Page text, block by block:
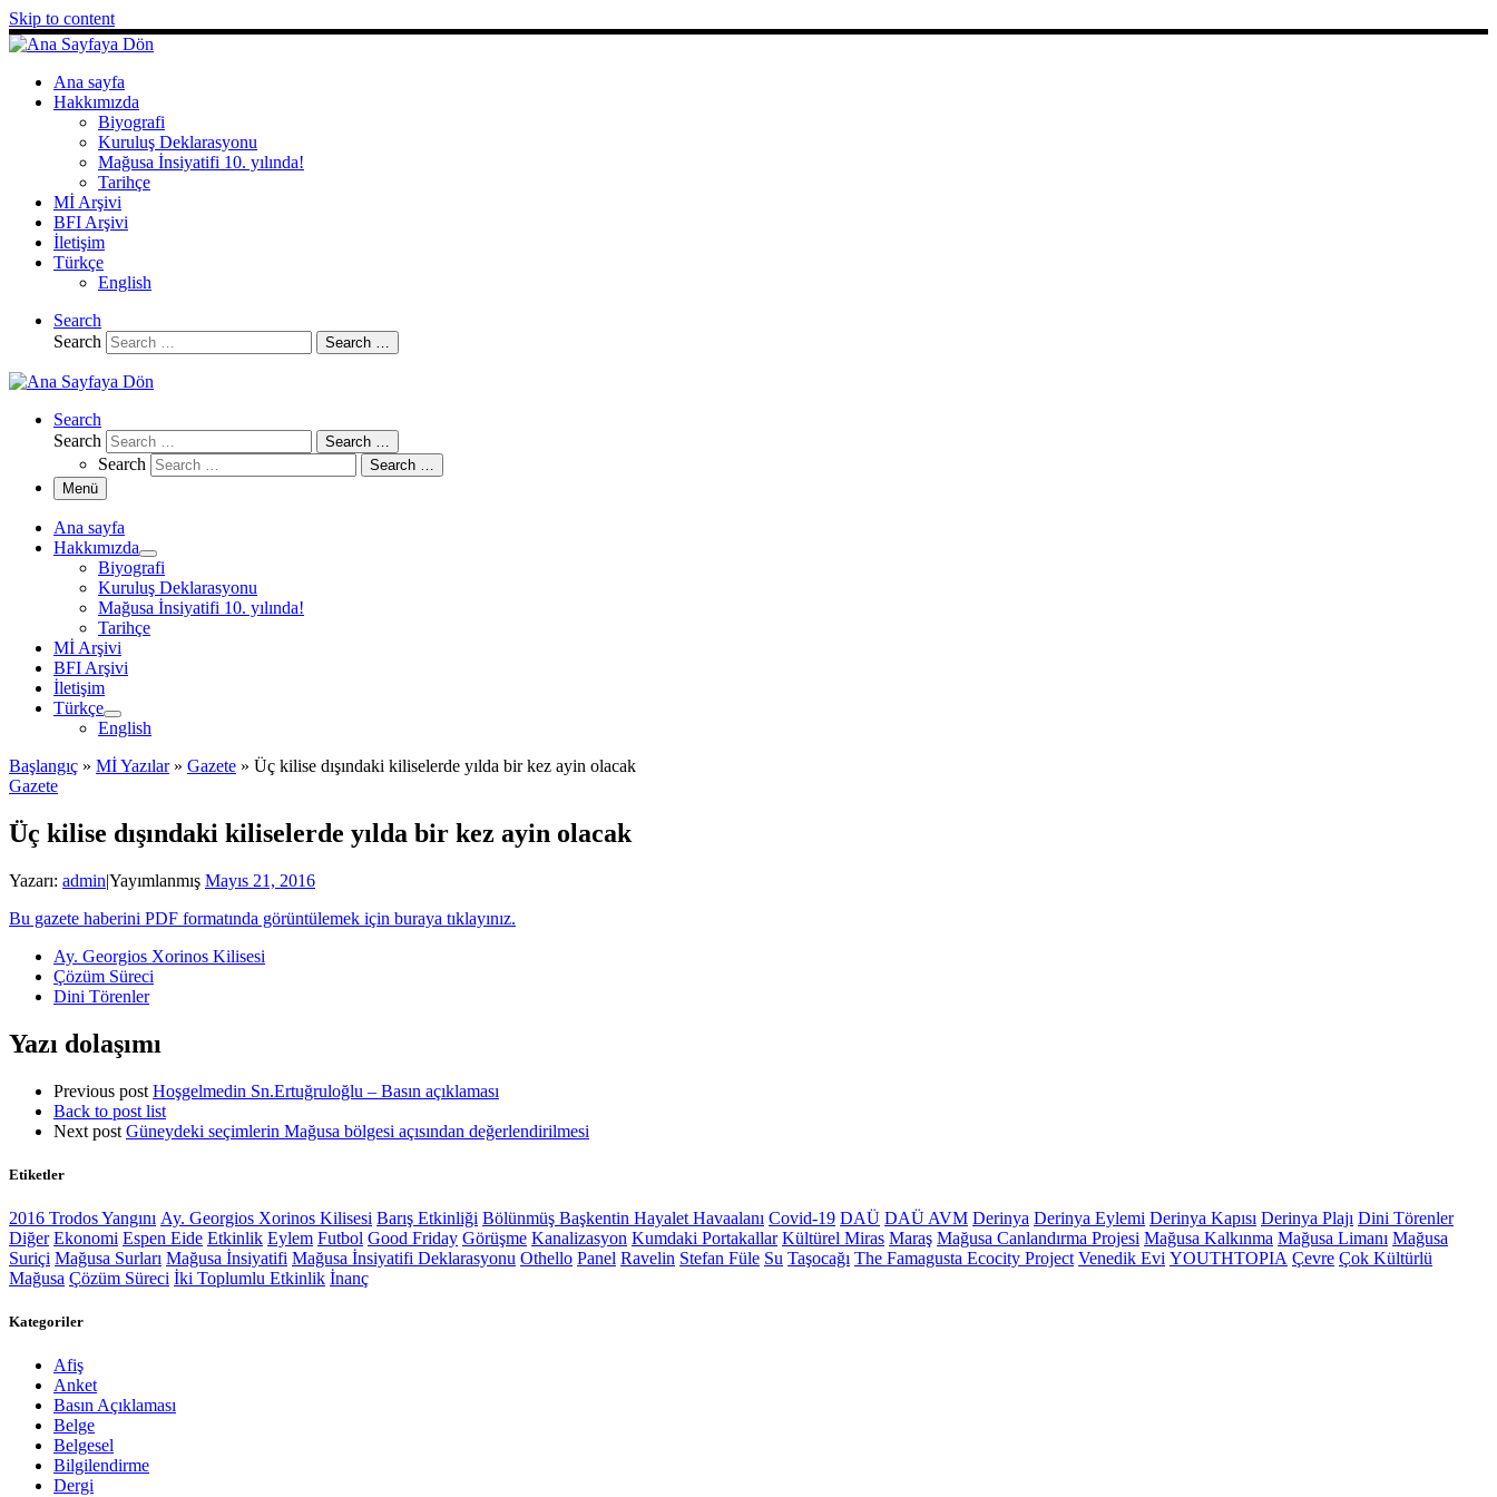
Skip to content
Ana sayfa
Hakkımızda
Biyografi
Kuruluş Deklarasyonu
Mağusa İnsiyatifi 10. yılında!
Tarihçe
Mİ Arşivi
BFI Arşivi
İletişim
Türkçe
English
Search
Search
Search …
Search
Search
Search …
Search
Search …
Menü
Ana sayfa
Hakkımızda
Biyografi
Kuruluş Deklarasyonu
Mağusa İnsiyatifi 10. yılında!
Tarihçe
Mİ Arşivi
BFI Arşivi
İletişim
Türkçe
English
Başlangıç » Mİ Yazılar » Gazete » Üç kilise dışındaki kiliselerde yılda bir kez ayin olacak
Gazete
Üç kilise dışındaki kiliselerde yılda bir kez ayin olacak
Yazarı: admin|Yayımlanmış Mayıs 21, 2016
Bu gazete haberini PDF formatında görüntülemek için buraya tıklayınız.
Ay. Georgios Xorinos Kilisesi
Çözüm Süreci
Dini Törenler
Yazı dolaşımı
Previous post Hoşgelmedin Sn.Ertuğruloğlu – Basın açıklaması
Back to post list
Next post Güneydeki seçimlerin Mağusa bölgesi açısından değerlendirilmesi
Etiketler
2016 Trodos Yangını Ay. Georgios Xorinos Kilisesi Barış Etkinliği Bölünmüş Başkentin Hayalet Havaalanı Covid-19 DAÜ DAÜ AVM Derinya Derinya Eylemi Derinya Kapısı Derinya Plajı Dini Törenler
Diğer Ekonomi Espen Eide Etkinlik Eylem Futbol Good Friday Görüşme Kanalizasyon Kumdaki Portakallar Kültürel Miras Maraş Mağusa Canlandırma Projesi Mağusa Kalkınma Mağusa Limanı Mağusa
Suriçi Mağusa Surları Mağusa İnsiyatifi Mağusa İnsiyatifi Deklarasyonu Othello Panel Ravelin Stefan Füle Su Taşocağı The Famagusta Ecocity Project Venedik Evi YOUTHTOPIA Çevre Çok Kültürlü
Mağusa Çözüm Süreci İki Toplumlu Etkinlik İnanç
Kategoriler
Afiş
Anket
Basın Açıklaması
Belge
Belgesel
Bilgilendirme
Dergi